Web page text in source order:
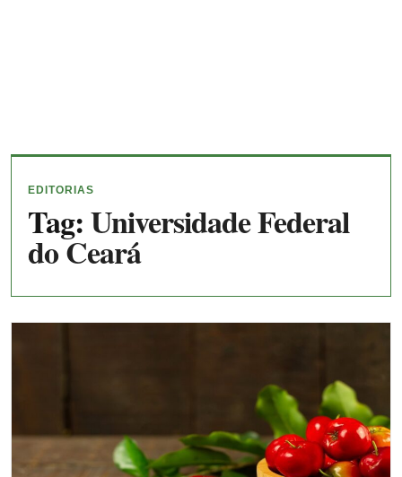
EDITORIAS
Tag:Universidade Federal
do Ceará